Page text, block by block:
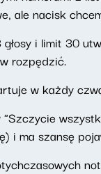
ale nacisk
i limit 30
rozpędzić.
w każdy
i ma szansę